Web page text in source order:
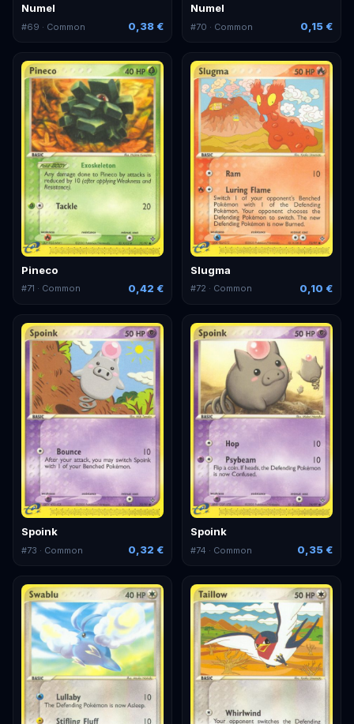
Numel
#69 · Common 0,38 €
Numel
#70 · Common 0,15 €
Pineco
#71 · Common 0,42 €
Slugma
#72 · Common 0,10 €
Spoink
#73 · Common 0,32 €
Spoink
#74 · Common 0,35 €